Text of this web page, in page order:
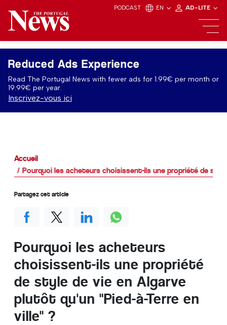
PODCAST EN AD-LITE
Reduced Ads Experience
Read The Portugal News with fewer ads for 1.99€ per month or
19.99€ per year.
Inscrivez-vous ici
Accueil
Pourquoi les acheteurs choisissent-ils une propriété de
Pourquoi les acheteurs
choisissent-ils une propriété
de style de vie en Algarve
plutôt qu'un "Pied-à-Terre en
ville" ?
Partagez cet article